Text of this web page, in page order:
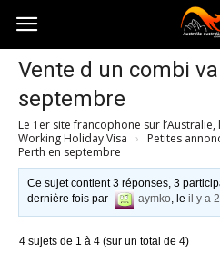
Australia-
australie.com
Vente d un combi
septembre
Le 1er site francophone sur
Working Holiday Visa › Petites
Perth en septembre
Ce sujet contient 3 réponses, 3
dernière fois par
aymko, leil y a
4 sujets de 1 à 4 (sur un total de 4)